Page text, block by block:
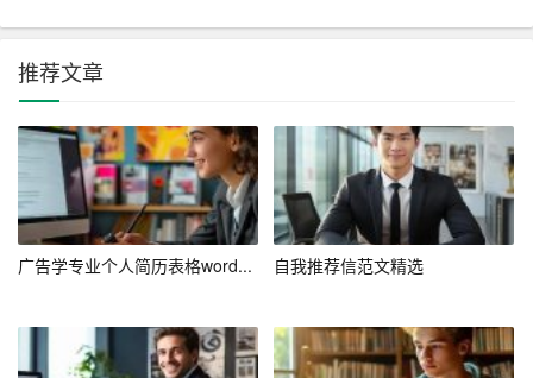
在撰写应聘信时，要注意语言表达。使用规范的汉字、简
洁明了的句子，避免使用口语、网络语言等。同时，要保
持信件的正式和礼貌。
2. 结构清晰
一封优秀的应聘信应该结构清晰，层次分明。可以分为以
下几个部分：问候语、自我介绍、求职意愿、个人优势、
3. 简洁明了
推荐文章
广告学专业个人简历表格word... 自我推荐信范文精选